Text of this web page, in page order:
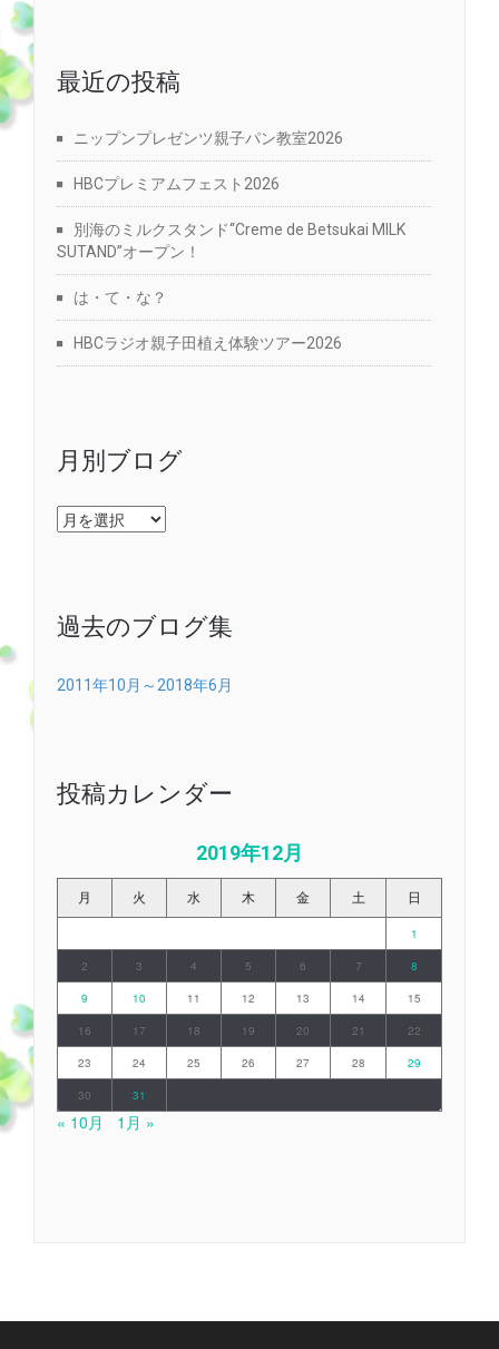
最近の投稿
ニップンプレゼンツ親子パン教室2026
HBCプレミアムフェスト2026
別海のミルクスタンド“Creme de Betsukai MILK
SUTAND”オープン！
は・て・な？
HBCラジオ親子田植え体験ツアー2026
月別ブログ
月
別
過去のブログ集
2011年10月～2018年6月
投稿カレンダー
2019年12月
月 火 水 木 金 土 日
1
2 3 4 5 6 7 8
9 10 11 12 13 14 15
16 17 18 19 20 21 22
23 24 25 26 27 28 29
30 31
« 10月 1月 »